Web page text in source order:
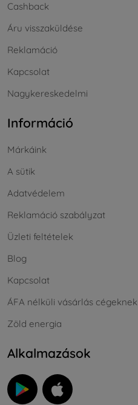
Cashback
Áru visszaküldése
Reklamáció
Kapcsolat
Nagykereskedelmi
Információ
Márkáink
A sütik
Adatvédelem
Reklamáció szabályzat
Üzleti feltételek
Blog
Kapcsolat
ÁFA nélküli vásárlás cégeknek
Zöld energia
Alkalmazások